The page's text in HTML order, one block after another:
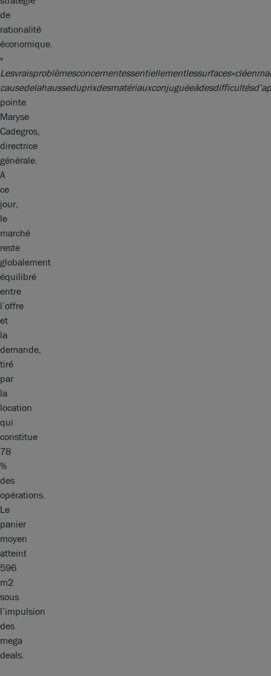
de
rationalité
économique.
«
Lesvraisproblèmesconcernentessentiellementlessurfaces«cléen
causedelahausseduprixdesmatériauxconjuguéeàdesdifficultés
pointe
Maryse
Cadegros,
directrice
générale.
A
ce
jour,
le
marché
reste
globalement
équilibré
entre
l’offre
et
la
demande,
tiré
par
la
location
qui
constitue
78
%
des
opérations.
Le
panier
moyen
atteint
596
m2
sous
l’impulsion
des
mega
deals.